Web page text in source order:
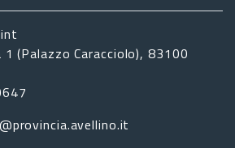
(Palazzo Caracciolo), 83100